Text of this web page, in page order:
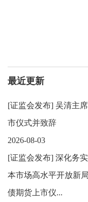
最近更新
[证监会发布] 吴清主
市仪式并致辞
2026-08-03
[证监会发布] 深化务
本市场高水平开放新
债期货上市仪...